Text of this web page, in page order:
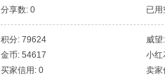
分享数: 0
已用
积分: 79624
威望
金币: 54617
小红
买家信用: 0
卖家